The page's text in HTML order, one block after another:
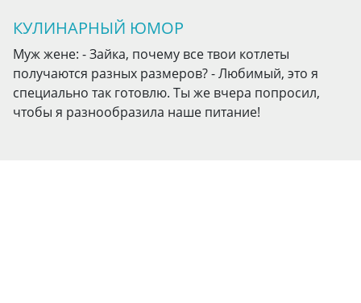
КУЛИНАРНЫЙ ЮМОР
Муж жене: - Зайка, почему все твои котлеты
получаются разных размеров? - Любимый, это я
специально так готовлю. Ты же вчера попросил,
чтобы я разнообразила наше питание!